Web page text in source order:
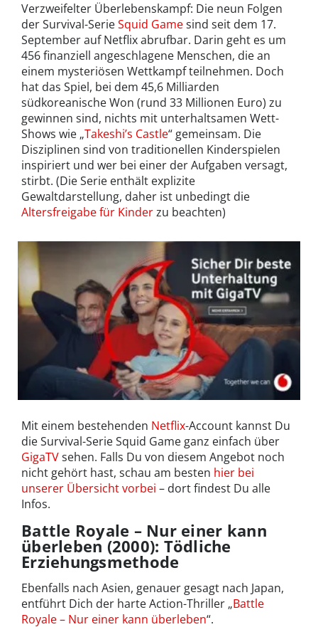
Verzweifelter Überlebenskampf: Die neun Folgen
der Survival-SerieSquid Gamesind seit dem 17.
September auf Netflix abrufbar. Darin geht es um
456 finanziell angeschlagene Menschen, die an
einem mysteriösen Wettkampf teilnehmen. Doch
hat das Spiel, bei dem 45,6 Milliarden
südkoreanische Won (rund 33 Millionen Euro) zu
gewinnen sind, nichts mit unterhaltsamen Wett-
Shows wie „Takeshi’s Castle“ gemeinsam. Die
Disziplinen sind von traditionellen Kinderspielen
inspiriert und wer bei einer der Aufgaben versagt,
stirbt. (Die Serie enthält explizite
Gewaltdarstellung, daher ist unbedingt die
Altersfreigabe für Kinderzu beachten)
Mit einem bestehenden Netflix-Account kannst Du
die Survival-Serie Squid Game ganz einfach über
GigaTVsehen. Falls Du von diesem Angebot noch
nicht gehört hast, schau am besten hier bei
unserer Übersicht vorbei – dort findest Du alle
Infos.
Battle Royale – Nur einer kann
überleben (2000): Tödliche
Erziehungsmethode
Ebenfalls nach Asien, genauer gesagt nach Japan,
entführt Dich der harte Action-Thriller „Battle
Royale – Nur einer kann überleben“.